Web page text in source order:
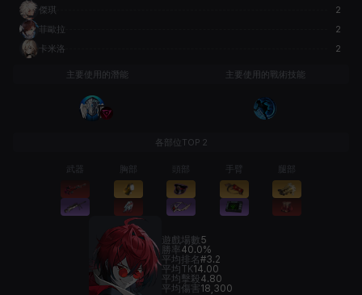
傑琪
菲歐拉
卡米洛
2
2
2
主要使用的潛能 主要使用的戰術技能
各部位TOP 2
武器 胸部 頭部 手臂 腿部
遊戲場數5
勝率40.0%
平均排名#3.2
平均TK14.00
平均擊殺 4.80
平均傷害18,300